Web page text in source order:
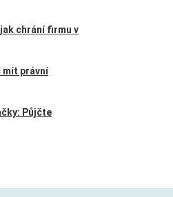
chrání firmu v
mít právní
Půjčte